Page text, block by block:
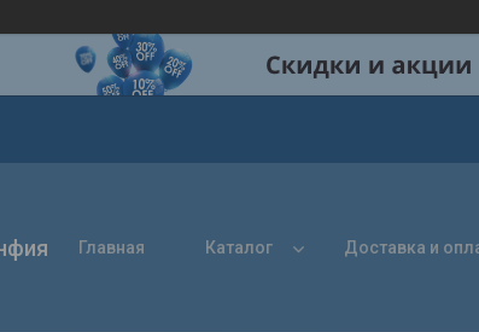
Главная Каталог Доставка и